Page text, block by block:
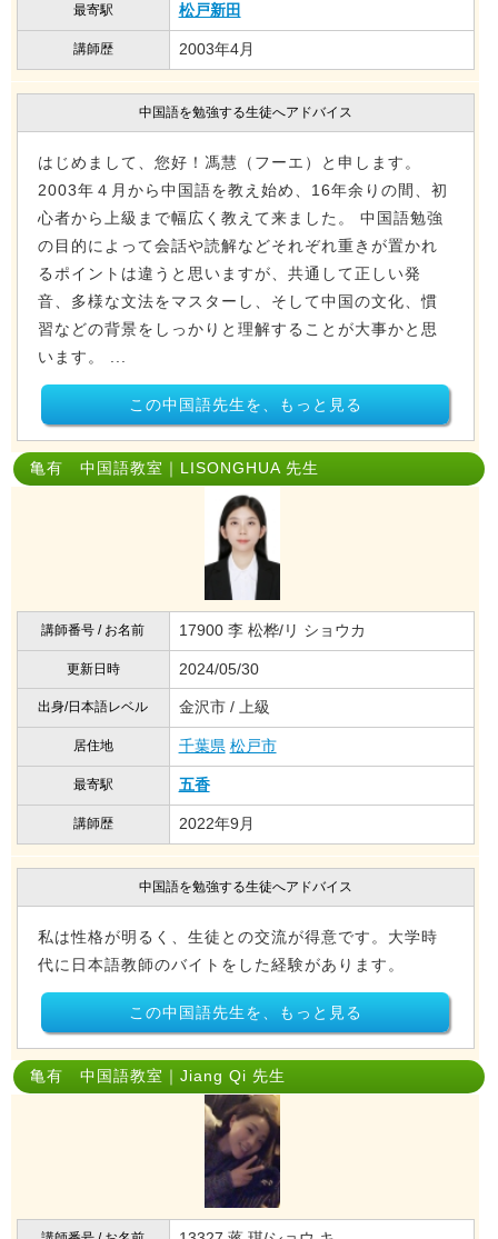
最寄駅 松戸新田
講師歴 2003年4月
中国語を勉強する生徒へアドバイス
はじめまして、您好！馮慧（フーエ）と申します。
2003年４月から中国語を教え始め、16年余りの間、初
心者から上級まで幅広く教えて来ました。 中国語勉強
の目的によって会話や読解などそれぞれ重きが置かれ
るポイントは違うと思いますが、共通して正しい発
音、多様な文法をマスターし、そして中国の文化、慣
習などの背景をしっかりと理解することが大事かと思
います。 ...
この中国語先生を、もっと見る
亀有 中国語教室｜LISONGHUA 先生
講師番号 / お名前 17900 李 松桦/リ ショウカ
更新日時 2024/05/30
出身/日本語レベル 金沢市 / 上級
居住地 千葉県 松戸市
最寄駅 五香
講師歴 2022年9月
中国語を勉強する生徒へアドバイス
私は性格が明るく、生徒との交流が得意です。大学時
代に日本語教師のバイトをした経験があります。
この中国語先生を、もっと見る
亀有 中国語教室｜Jiang Qi 先生